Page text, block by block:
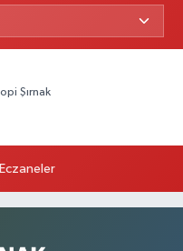
Şırnak